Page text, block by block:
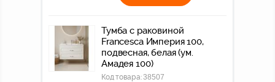
Тумба с раковиной
Francesca Империя 100,
подвесная, белая (ум.
Амадея 100)
Код товара:38507